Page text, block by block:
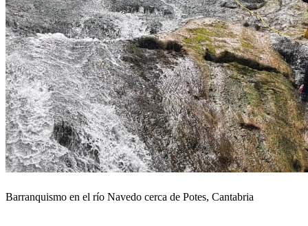
Barranquismo en el río Navedo cerca de Potes, Cantabria